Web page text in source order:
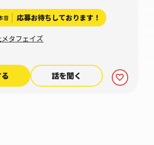
18階
音 応募お待ちしております！
タフェイズ
話を聞く